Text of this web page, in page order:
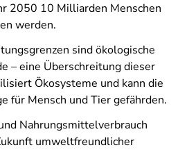
2050 10 Milliarden Menschen
werden.
sind ökologische
– eine Überschreitung dieser
Ökosysteme und kann die
für Mensch und Tier gefährden.
Nahrungsmittelverbrauch
umweltfreundlicher